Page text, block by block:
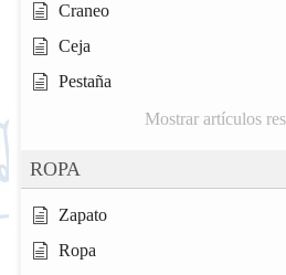
Craneo
Ceja
Pestaña
Mostrar artículos
ROPA
Zapato
Ropa